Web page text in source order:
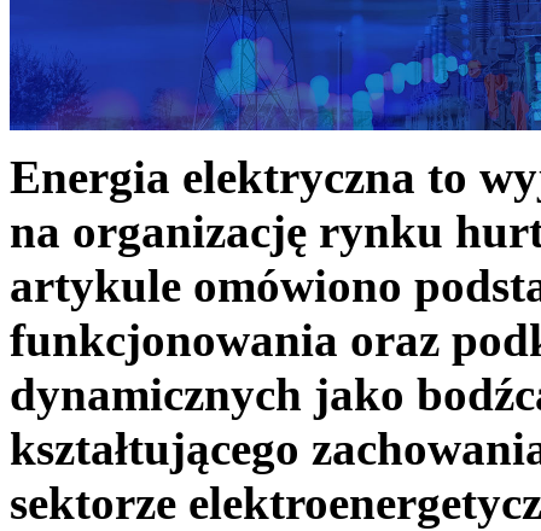
Energia elektryczna to
na organizację rynku
artykule omówiono
funkcjonowania oraz
dynamicznych jako
kształtującego
sektorze